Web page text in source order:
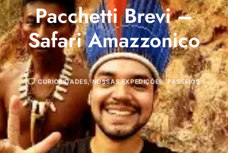
Pacchetti Brevi –
Safari Amazzonico
CURIOSIDADES,NOSSAS EXPEDIÇÕES,PASSEIOS